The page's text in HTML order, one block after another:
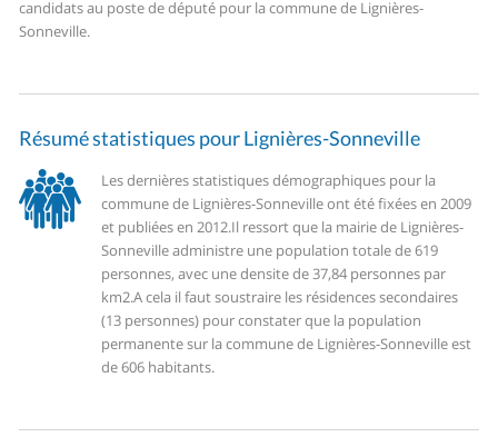
candidats au poste de député pour la commune de Lignières-
Sonneville.
Résumé statistiques pour Lignières-Sonneville
Les dernières statistiques démographiques pour la
commune de Lignières-Sonneville ont été fixées en 2009
et publiées en 2012.Il ressort que la mairie de Lignières-
Sonneville administre une population totale de 619
personnes, avec une densite de 37,84 personnes par
km2.A cela il faut soustraire les résidences secondaires
(13 personnes) pour constater que la population
permanente sur la commune de Lignières-Sonneville est
de 606 habitants.